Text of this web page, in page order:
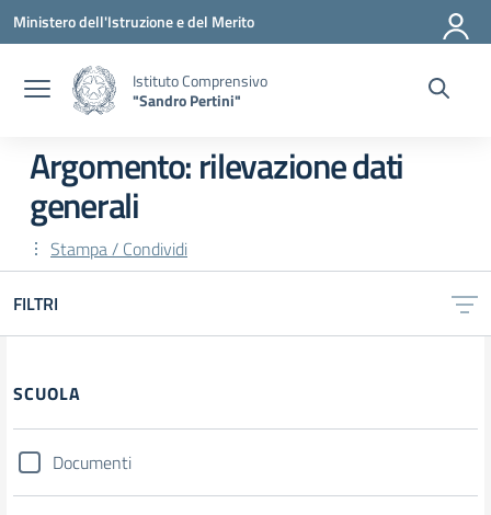
Vai ai contenuti
Vai al menu di navigazione
Vai al footer
Ministero dell'Istruzione e del Merito
Istituto Comprensivo
"Sandro Pertini"
Argomento: rilevazione dati
generali
Stampa / Condividi
FILTRI
SCUOLA
Documenti